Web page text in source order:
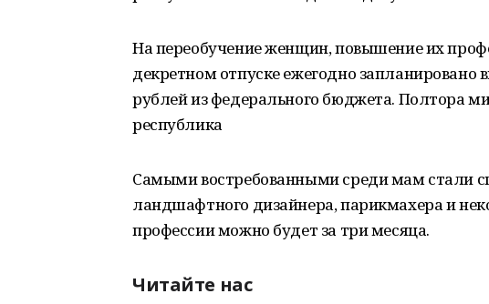
На переобучение женщин, повышение их
декретном отпуске ежегодно
рублей из федерального бюджета. Полтора
республика
Самыми востребованными среди мам стали
ландшафтного дизайнера, парикмахера и
профессии можно будет за три месяца.
Читайте нас